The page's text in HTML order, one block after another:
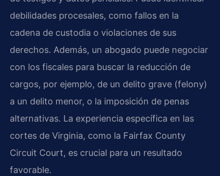
debilidades procesales, como fallos en la
cadena de custodia o violaciones de sus
derechos. Además, un abogado puede negociar
con los fiscales para buscar la reducción de
cargos, por ejemplo, de un delito grave (felony)
a un delito menor, o la imposición de penas
alternativas. La experiencia específica en las
cortes de Virginia, como la Fairfax County
Circuit Court, es crucial para un resultado
favorable.